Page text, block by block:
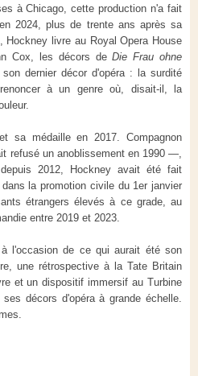
à Chicago, cette production n'a fait
2024, plus de trente ans après sa
Hockney livre au Royal Opera House
Cox, les décors deDie Frau ohne
dernier décor d'opéra : la surdité
à un genre où, disait-il, la
sa médaille en 2017. Compagnon
refusé un anoblissement en 1990 —,
2012, Hockney avait été fait
la promotion civile du 1er janvier
étrangers élevés à ce grade, au
entre 2019 et 2023.
l'occasion de ce qui aurait été son
une rétrospective à la Tate Britain
et un dispositif immersif au Turbine
décors d'opéra à grande échelle.